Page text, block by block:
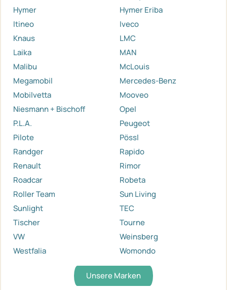
Hymer
Hymer Eriba
Itineo
Iveco
Knaus
LMC
Laika
MAN
Malibu
McLouis
Megamobil
Mercedes-Benz
Mobilvetta
Mooveo
Niesmann + Bischoff
Opel
P.L.A.
Peugeot
Pilote
Pössl
Randger
Rapido
Renault
Rimor
Roadcar
Robeta
Roller Team
Sun Living
Sunlight
TEC
Tischer
Tourne
VW
Weinsberg
Westfalia
Womondo
Unsere Marken